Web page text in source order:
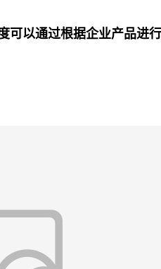
以通过根据企业产品进